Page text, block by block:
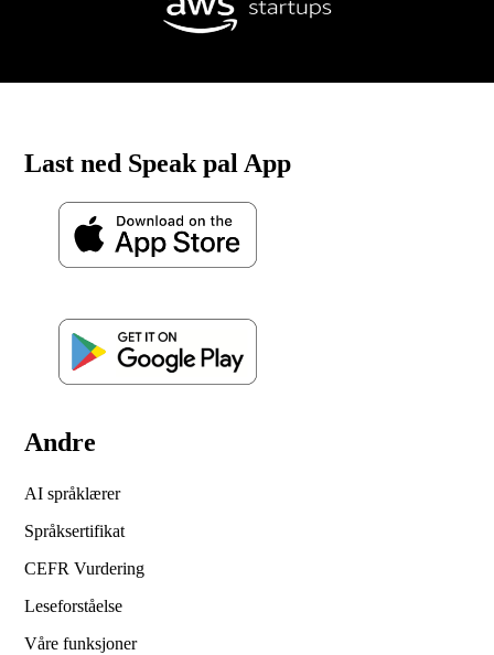
Last ned Speak pal App
Andre
AI språklærer
Språksertifikat
CEFR Vurdering
Leseforståelse
Våre funksjoner